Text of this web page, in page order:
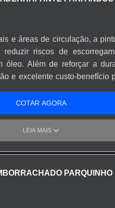
academia. São diversas
deficientes e mapa tátil de
alcançados por
as atividades e
a um time de equipe
qualidade, garante o
e áreas de circulação, a
riscos de
óleo. Além de reforçar a
e excelente custo-benefício
COTAR AGORA
LEIA MAIS
PARQUINHO